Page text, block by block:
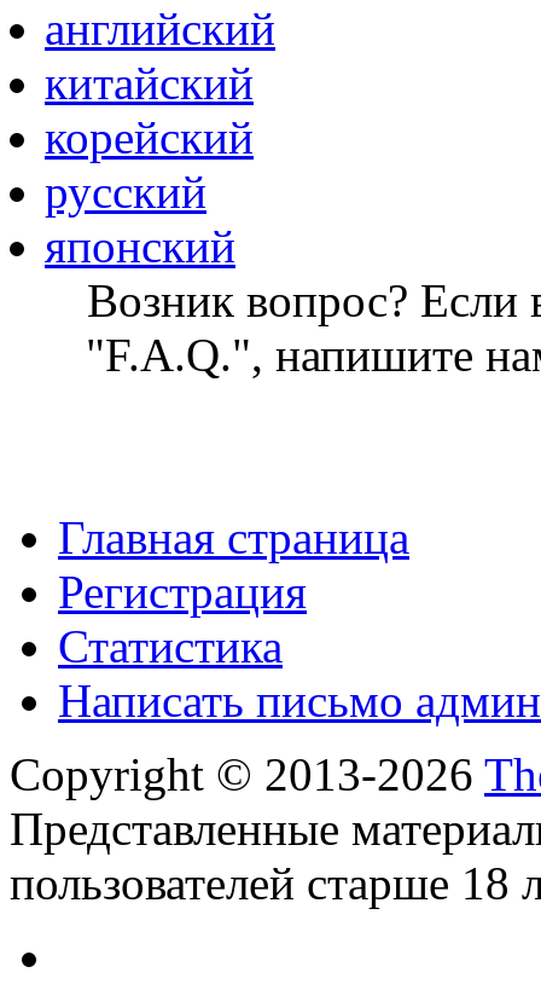
английский
китайский
корейский
русский
японский
Возник вопрос? Если
"F.A.Q.", напишите
Главная страница
Регистрация
Статистика
Написать письмо
Copyright © 2013-2026
Представленные
пользователей старше 18